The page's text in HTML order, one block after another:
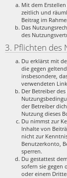
Mit dem
zeitlich und
Beitrag im
Das
des
3. Pflichten des
Du erklärst mit
die gegen
insbesondere,
verwendeten
Der Betreiber
der Betreiber
Nutzung dieses
Du nimmst zur
Inhalte von
nicht zur
Benutzerkonto,
sperren.
Du gestattest
sofern sie gegen
oder einem